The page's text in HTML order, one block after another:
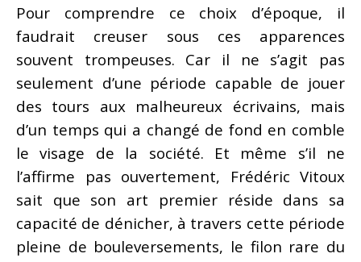
Pour comprendre ce choix d’époque, il
faudrait creuser sous ces apparences
souvent trompeuses. Car il ne s’agit pas
seulement d’une période capable de jouer
des tours aux malheureux écrivains, mais
d’un temps qui a changé de fond en comble
le visage de la société. Et même s’il ne
l’affirme pas ouvertement, Frédéric Vitoux
sait que son art premier réside dans sa
capacité de dénicher, à travers cette période
pleine de bouleversements, le filon rare du